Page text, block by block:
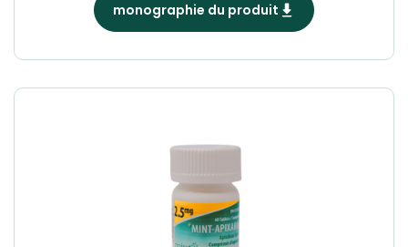
monographie du produit